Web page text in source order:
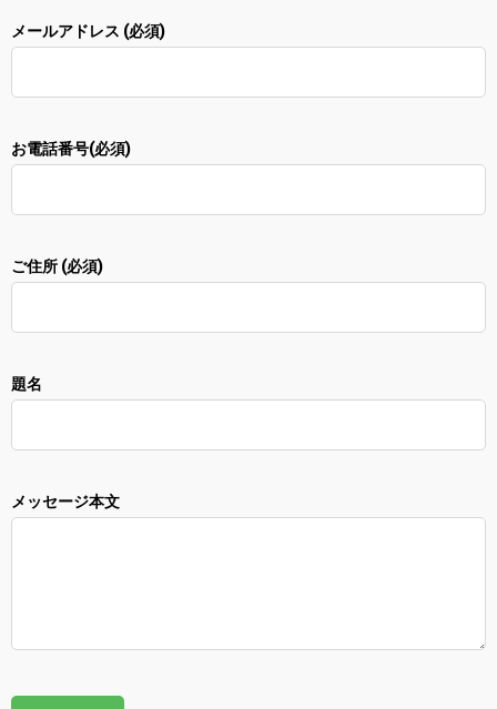
メールアドレス (必須)
お電話番号(必須)
ご住所 (必須)
題名
メッセージ本文